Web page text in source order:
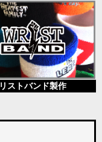
リストバンド製作